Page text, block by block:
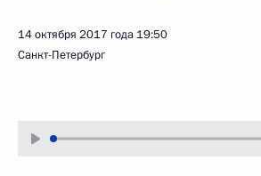
14 октября 2017 года 19:50
Санкт-Петербург